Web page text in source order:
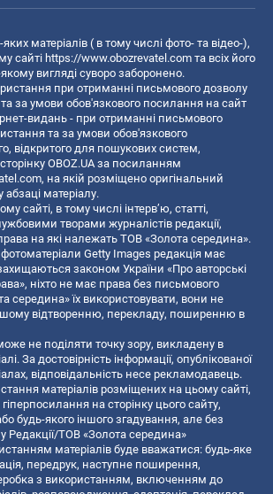
матеріалів ( в тому числі фото- та відео-),
сайті https://www.obozrevatel.com та всіх його
вигляді суворо заборонено.
при отриманні письмового дозволу
за умови обов'язкового посилання на сайт
видань - при отриманні письмового
та за умови обов'язкового
відкритого для пошукових систем,
OBOZ.UA за посиланням
, на якій розміщено оригінальний
матеріалу.
сайті, в тому числі інтерв’ю, статті,
творами журналістів редакції,
на які належать ТОВ «Золота середина».
фотоматеріали Getty Images редакція має
законом України «Про авторські
ніхто не має права без письмового
середина» їх використовувати, вони не
відтворенню, перекладу, поширенню в
не поділяти точку зору, викладену в
За достовірність інформації, опублікованої
відповідальність несе рекламодавець.
матеріалів розміщених на цьому сайті,
на сторінку цього сайту,
будь-якого іншого згадування, але без
Редакції/ТОВ «Золота середина»
матеріалів буде вважатися: будь-яке
передрук, наступне поширення,
з використанням, включенням до